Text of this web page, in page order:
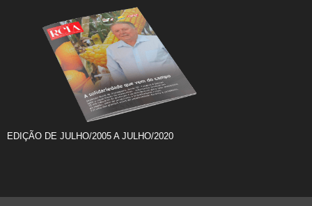
EDIÇÃO DE JULHO/2005 A JULHO/2020